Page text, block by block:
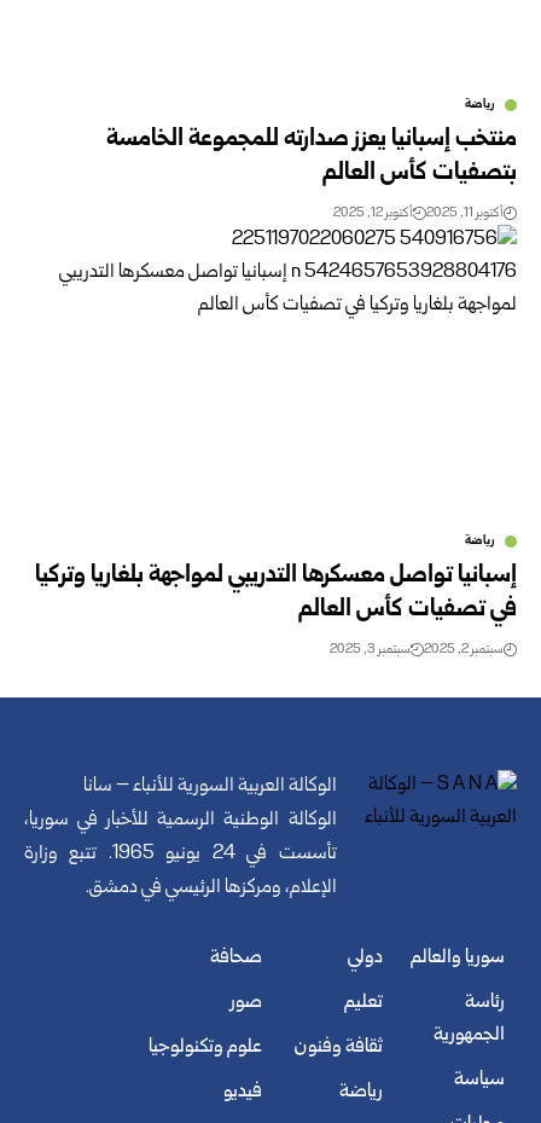
رياضة
منتخب إسبانيا يعزز صدارته للمجموعة الخامسة
بتصفيات كأس العالم
أكتوبر 11, 2025 أكتوبر 12, 2025
رياضة
إسبانيا تواصل معسكرها التدريبي لمواجهة بلغاريا وتركيا
في تصفيات كأس العالم
سبتمبر 2, 2025 سبتمبر 3, 2025
الوكالة العربية السورية للأنباء – سانا
الوكالة الوطنية الرسمية للأخبار في سوريا،
تأسست في 24 يونيو 1965. تتبع وزارة
الإعلام، ومركزها الرئيسي في دمشق.
سوريا والعالم
رئاسة
الجمهورية
سياسة
دولي
تعليم
ثقافة وفنون
رياضة
صحافة
صور
علوم وتكنولوجيا
فيديو